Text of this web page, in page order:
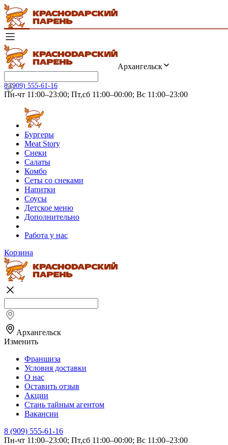
Архангельск
8 (909) 555-61-16
Пн-чт 11:00–23:00; Пт,сб 11:00–00:00; Вс 11:00–23:00
Бургеры
Meat Story
Снеки
Салаты
Комбо
Сеты со снеками
Напитки
Соусы
Детское меню
Дополнительно
Работа у нас
Корзина
Архангельск
Изменить
Франшиза
Условия доставки
О нас
Оставить отзыв
Акции
Стань тайным агентом
Вакансии
8 (909) 555-61-16
Пн-чт 11:00–23:00; Пт,сб 11:00–00:00; Вс 11:00–23:00